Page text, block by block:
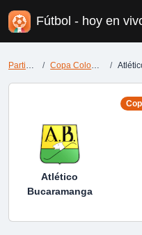
Fútbol - hoy en
Partidos Copa Colombia
Atlético
Bucaramanga